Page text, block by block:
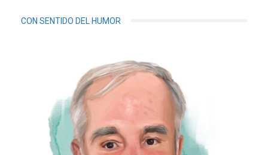
CON SENTIDO DEL HUMOR